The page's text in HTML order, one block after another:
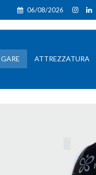
06/08/2026
GARE ATTREZZATURA